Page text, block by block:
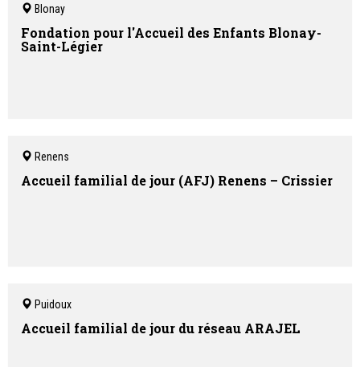
Blonay
Fondation pour l'Accueil des Enfants Blonay-
Saint-Légier
Renens
Accueil familial de jour (AFJ) Renens – Crissier
Puidoux
Accueil familial de jour du réseau ARAJEL